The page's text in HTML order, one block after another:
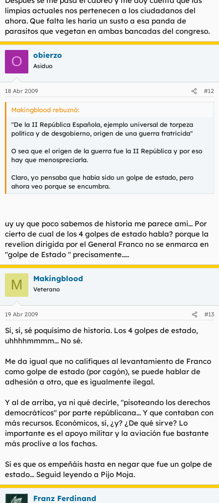
limpias actuales nos pertenecen a los ciudadanos del
ahora. Que falta les haría un susto a esa panda de
parasitos que vegetan en ambas bancadas del congreso.
O obierzo
Asiduo
18 Abr 2009 #12
Makingblood rebuznó:
"De la II República Española, ejemplo universal de torpeza
política y de desgobierno, origen de una guerra fratricida"
O sea que el origen de la guerra fue la II República y por eso
hay que menospreciarla.
Claro, yo pensaba que había sido un golpe de estado, pero
ahora veo porque se encumbra.
uy uy que poco sabemos de historia me parece ami... Por
cierto de cual de los 4 golpes de estado habla? porque la
revelion dirigida por el General Franco no se enmarca en
"golpe de Estado " precisamente.....
M Makingblood
Veterano
19 Abr 2009 #13
Sí, sí, sé poquísimo de historia. Los 4 golpes de estado,
uhhhhmmmm... No sé.
Me da igual que no califiques al levantamiento de Franco
como golpe de estado (por cagón), se puede hablar de
adhesión a otro, que es igualmente ilegal.
Y al de arriba, ya ni qué decirle, "pisoteando los derechos
democráticos" por parte repúblicana... Y que contaban con
más recursos. Económicos, sí, ¿y? ¿De qué sirve? Lo
importante es el apoyo militar y la aviación fue bastante
más proclive a los fachas.
Si es que os empeñáis hasta en negar que fue un golpe de
estado... Seguid leyendo a Pijo Moja.
Franz Ferdinand